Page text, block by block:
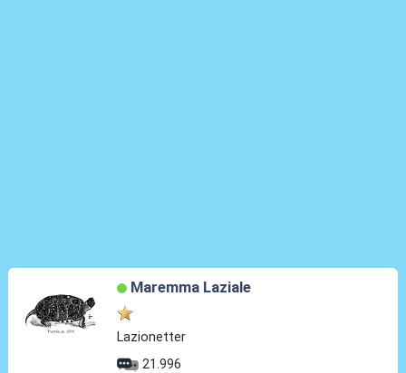
Maremma Laziale
Lazionetter
21.996